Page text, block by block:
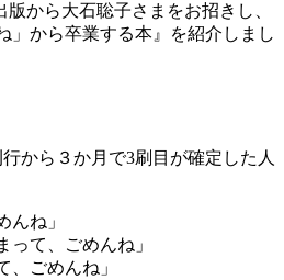
から大石聡子さまをお招きし、
」から卒業する本』を紹介しまし
から３か月で3刷目が確定した人
んね」
って、ごめんね」
、ごめんね」